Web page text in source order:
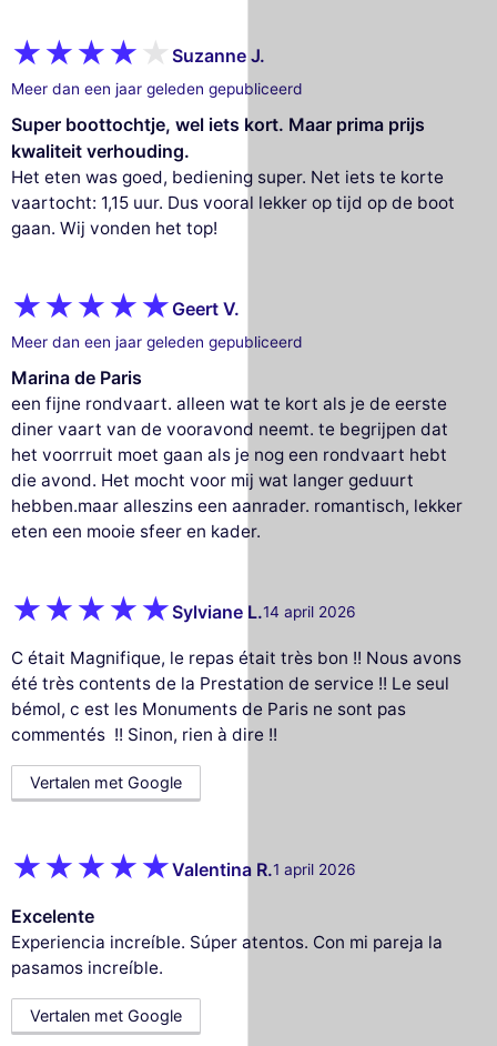
Suzanne J.
Meer dan een jaar geleden gepubliceerd
Super boottochtje, wel iets kort. Maar prima prijs
kwaliteit verhouding.
Het eten was goed, bediening super. Net iets te korte
vaartocht: 1,15 uur. Dus vooral lekker op tijd op de boot
gaan. Wij vonden het top!
Geert V.
Meer dan een jaar geleden gepubliceerd
Marina de Paris
een fijne rondvaart. alleen wat te kort als je de eerste
diner vaart van de vooravond neemt. te begrijpen dat
het voorrruit moet gaan als je nog een rondvaart hebt
die avond. Het mocht voor mij wat langer geduurt
hebben.maar alleszins een aanrader. romantisch, lekker
eten een mooie sfeer en kader.
Sylviane L.14 april 2026
C était Magnifique, le repas était très bon !! Nous avons
été très contents de la Prestation de service !! Le seul
bémol, c est les Monuments de Paris ne sont pas
commentés !! Sinon, rien à dire !!
Vertalen met Google
Valentina R.1 april 2026
Excelente
Experiencia increíble. Súper atentos. Con mi pareja la
pasamos increíble.
Vertalen met Google